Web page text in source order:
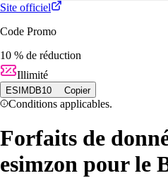
Site officiel
Code Promo
10 % de réduction
Illimité
ESIMDB10 Copier
Conditions applicables.
Forfaits de
esimzon pour le